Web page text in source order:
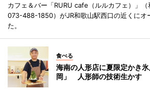
カフェ＆バー「RURU cafe（ルルカフェ）」（
073-488-1850）がJR和歌山駅西口の近くにオ
た。
食べる
海南の人形店に夏限定かき
岡」 人形師の技術生かす